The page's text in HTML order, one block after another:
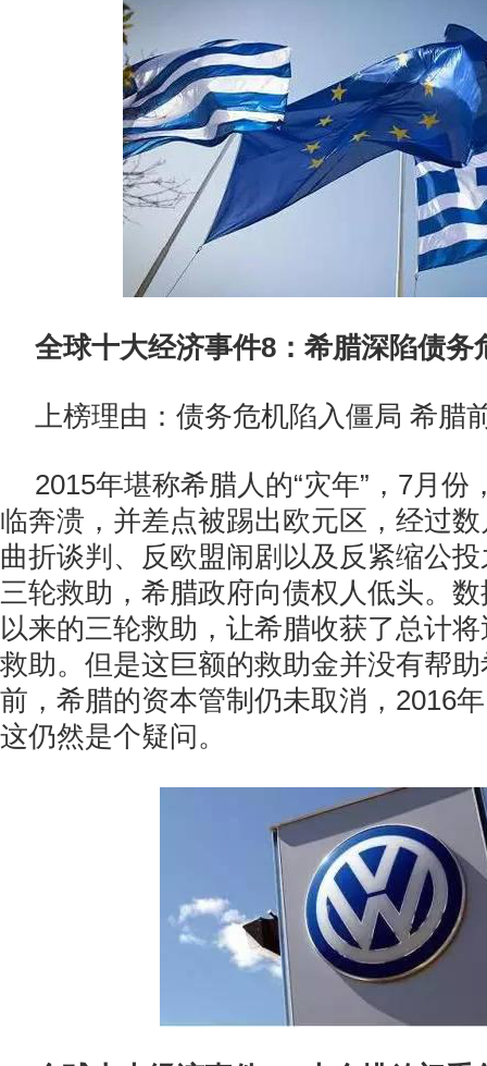
全球十大经济事件8：希腊深陷债务
上榜理由：债务危机陷入僵局 希腊
2015年堪称希腊人的“灾年”，7月份
临奔溃，并差点被踢出欧元区，经过
曲折谈判、反欧盟闹剧以及反紧缩公
三轮救助，希腊政府向债权人低头。
以来的三轮救助，让希腊收获了总计
救助。但是这巨额的救助金并没有帮
前，希腊的资本管制仍未取消，2016
这仍然是个疑问。